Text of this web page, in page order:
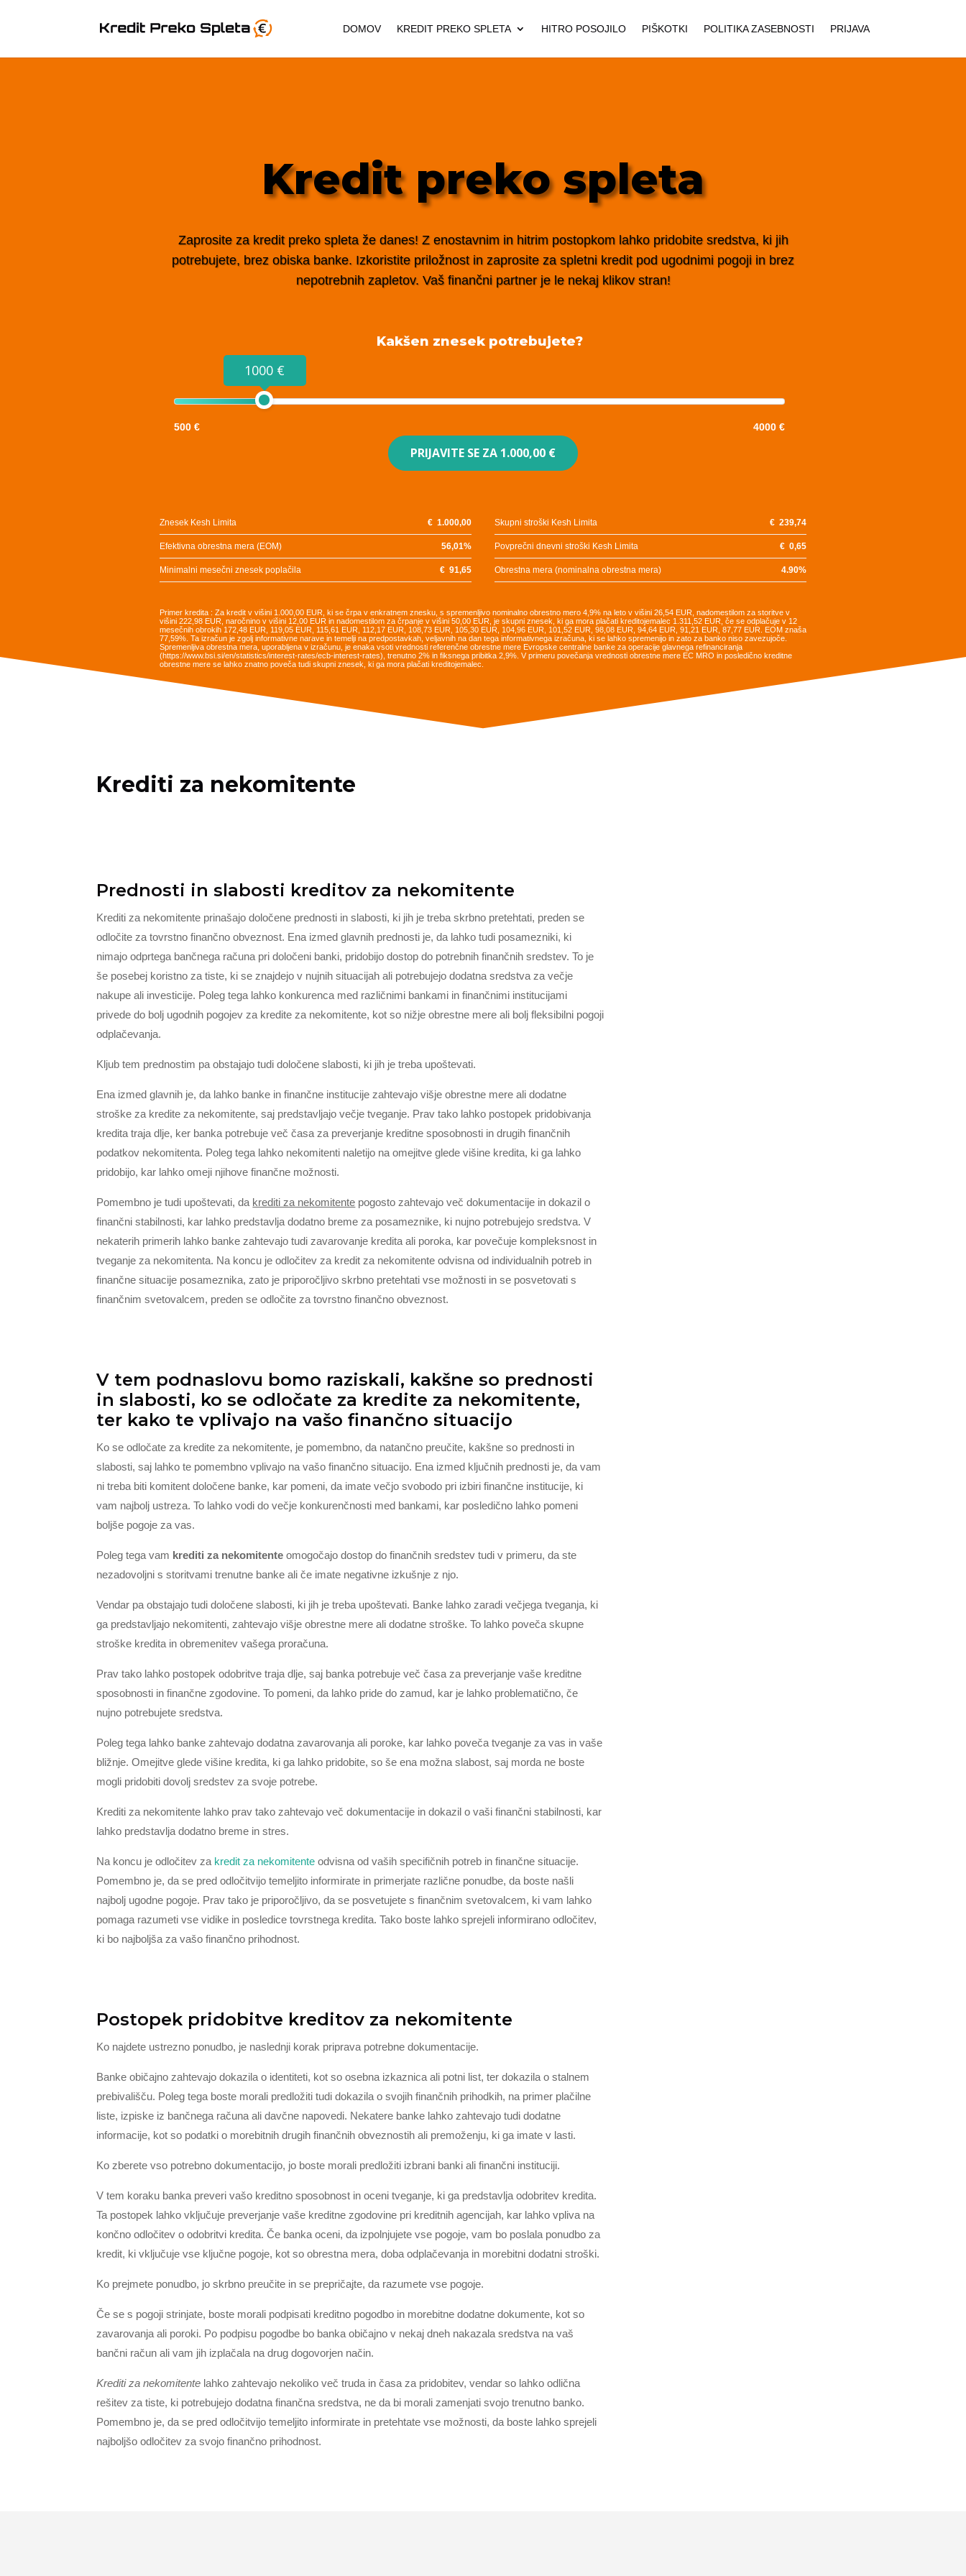
DOMOV KREDIT PREKO SPLETA HITRO POSOJILO PIŠKOTKI POLITIKA ZASEBNOSTI PRIJAVA
Kredit preko spleta
Zaprosite za kredit preko spleta že danes! Z enostavnim in hitrim postopkom lahko pridobite sredstva, ki jih
potrebujete, brez obiska banke. Izkoristite priložnost in zaprosite za spletni kredit pod ugodnimi pogoji in brez
nepotrebnih zapletov. Vaš finančni partner je le nekaj klikov stran!
Kakšen znesek potrebujete?
1000 €
500 € 4000 €
PRIJAVITE SE ZA 1.000,00 €
Znesek Kesh Limita € 1.000,00 Skupni stroški Kesh Limita € 239,74
Efektivna obrestna mera (EOM) 56,01% Povprečni dnevni stroški Kesh Limita € 0,65
Minimalni mesečni znesek poplačila € 91,65 Obrestna mera (nominalna obrestna mera) 4.90%
Primer kredita : Za kredit v višini 1.000,00 EUR, ki se črpa v enkratnem znesku, s spremenljivo nominalno obrestno mero 4,9% na leto v višini 26,54 EUR, nadomestilom za storitve v
višini 222,98 EUR, naročnino v višini 12,00 EUR in nadomestilom za črpanje v višini 50,00 EUR, je skupni znesek, ki ga mora plačati kreditojemalec 1.311,52 EUR, če se odplačuje v 12
mesečnih obrokih 172,48 EUR, 119,05 EUR, 115,61 EUR, 112,17 EUR, 108,73 EUR, 105,30 EUR, 104,96 EUR, 101,52 EUR, 98,08 EUR, 94,64 EUR, 91,21 EUR, 87,77 EUR. EOM znaša
77,59%. Ta izračun je zgolj informativne narave in temelji na predpostavkah, veljavnih na dan tega informativnega izračuna, ki se lahko spremenijo in zato za banko niso zavezujoče.
Spremenljiva obrestna mera, uporabljena v izračunu, je enaka vsoti vrednosti referenčne obrestne mere Evropske centralne banke za operacije glavnega refinanciranja
(https://www.bsi.si/en/statistics/interest-rates/ecb-interest-rates), trenutno 2% in fiksnega pribitka 2,9%. V primeru povečanja vrednosti obrestne mere EC MRO in posledično kreditne
obrestne mere se lahko znatno poveča tudi skupni znesek, ki ga mora plačati kreditojemalec.
Krediti za nekomitente
Prednosti in slabosti kreditov za nekomitente
Krediti za nekomitente prinašajo določene prednosti in slabosti, ki jih je treba skrbno pretehtati, preden se
odločite za tovrstno finančno obveznost. Ena izmed glavnih prednosti je, da lahko tudi posamezniki, ki
nimajo odprtega bančnega računa pri določeni banki, pridobijo dostop do potrebnih finančnih sredstev. To je
še posebej koristno za tiste, ki se znajdejo v nujnih situacijah ali potrebujejo dodatna sredstva za večje
nakupe ali investicije. Poleg tega lahko konkurenca med različnimi bankami in finančnimi institucijami
privede do bolj ugodnih pogojev za kredite za nekomitente, kot so nižje obrestne mere ali bolj fleksibilni pogoji
odplačevanja.
Kljub tem prednostim pa obstajajo tudi določene slabosti, ki jih je treba upoštevati.
Ena izmed glavnih je, da lahko banke in finančne institucije zahtevajo višje obrestne mere ali dodatne
stroške za kredite za nekomitente, saj predstavljajo večje tveganje. Prav tako lahko postopek pridobivanja
kredita traja dlje, ker banka potrebuje več časa za preverjanje kreditne sposobnosti in drugih finančnih
podatkov nekomitenta. Poleg tega lahko nekomitenti naletijo na omejitve glede višine kredita, ki ga lahko
pridobijo, kar lahko omeji njihove finančne možnosti.
Pomembno je tudi upoštevati, da krediti za nekomitente pogosto zahtevajo več dokumentacije in dokazil o
finančni stabilnosti, kar lahko predstavlja dodatno breme za posameznike, ki nujno potrebujejo sredstva. V
nekaterih primerih lahko banke zahtevajo tudi zavarovanje kredita ali poroka, kar povečuje kompleksnost in
tveganje za nekomitenta. Na koncu je odločitev za kredit za nekomitente odvisna od individualnih potreb in
finančne situacije posameznika, zato je priporočljivo skrbno pretehtati vse možnosti in se posvetovati s
finančnim svetovalcem, preden se odločite za tovrstno finančno obveznost.
V tem podnaslovu bomo raziskali, kakšne so prednosti
in slabosti, ko se odločate za kredite za nekomitente,
ter kako te vplivajo na vašo finančno situacijo
Ko se odločate za kredite za nekomitente, je pomembno, da natančno preučite, kakšne so prednosti in
slabosti, saj lahko te pomembno vplivajo na vašo finančno situacijo. Ena izmed ključnih prednosti je, da vam
ni treba biti komitent določene banke, kar pomeni, da imate večjo svobodo pri izbiri finančne institucije, ki
vam najbolj ustreza. To lahko vodi do večje konkurenčnosti med bankami, kar posledično lahko pomeni
boljše pogoje za vas.
Poleg tega vam krediti za nekomitente omogočajo dostop do finančnih sredstev tudi v primeru, da ste
nezadovoljni s storitvami trenutne banke ali če imate negativne izkušnje z njo.
Vendar pa obstajajo tudi določene slabosti, ki jih je treba upoštevati. Banke lahko zaradi večjega tveganja, ki
ga predstavljajo nekomitenti, zahtevajo višje obrestne mere ali dodatne stroške. To lahko poveča skupne
stroške kredita in obremenitev vašega proračuna.
Prav tako lahko postopek odobritve traja dlje, saj banka potrebuje več časa za preverjanje vaše kreditne
sposobnosti in finančne zgodovine. To pomeni, da lahko pride do zamud, kar je lahko problematično, če
nujno potrebujete sredstva.
Poleg tega lahko banke zahtevajo dodatna zavarovanja ali poroke, kar lahko poveča tveganje za vas in vaše
bližnje. Omejitve glede višine kredita, ki ga lahko pridobite, so še ena možna slabost, saj morda ne boste
mogli pridobiti dovolj sredstev za svoje potrebe.
Krediti za nekomitente lahko prav tako zahtevajo več dokumentacije in dokazil o vaši finančni stabilnosti, kar
lahko predstavlja dodatno breme in stres.
Na koncu je odločitev za kredit za nekomitente odvisna od vaših specifičnih potreb in finančne situacije.
Pomembno je, da se pred odločitvijo temeljito informirate in primerjate različne ponudbe, da boste našli
najbolj ugodne pogoje. Prav tako je priporočljivo, da se posvetujete s finančnim svetovalcem, ki vam lahko
pomaga razumeti vse vidike in posledice tovrstnega kredita. Tako boste lahko sprejeli informirano odločitev,
ki bo najboljša za vašo finančno prihodnost.
Postopek pridobitve kreditov za nekomitente
Ko najdete ustrezno ponudbo, je naslednji korak priprava potrebne dokumentacije.
Banke običajno zahtevajo dokazila o identiteti, kot so osebna izkaznica ali potni list, ter dokazila o stalnem
prebivališču. Poleg tega boste morali predložiti tudi dokazila o svojih finančnih prihodkih, na primer plačilne
liste, izpiske iz bančnega računa ali davčne napovedi. Nekatere banke lahko zahtevajo tudi dodatne
informacije, kot so podatki o morebitnih drugih finančnih obveznostih ali premoženju, ki ga imate v lasti.
Ko zberete vso potrebno dokumentacijo, jo boste morali predložiti izbrani banki ali finančni instituciji.
V tem koraku banka preveri vašo kreditno sposobnost in oceni tveganje, ki ga predstavlja odobritev kredita.
Ta postopek lahko vključuje preverjanje vaše kreditne zgodovine pri kreditnih agencijah, kar lahko vpliva na
končno odločitev o odobritvi kredita. Če banka oceni, da izpolnjujete vse pogoje, vam bo poslala ponudbo za
kredit, ki vključuje vse ključne pogoje, kot so obrestna mera, doba odplačevanja in morebitni dodatni stroški.
Ko prejmete ponudbo, jo skrbno preučite in se prepričajte, da razumete vse pogoje.
Če se s pogoji strinjate, boste morali podpisati kreditno pogodbo in morebitne dodatne dokumente, kot so
zavarovanja ali poroki. Po podpisu pogodbe bo banka običajno v nekaj dneh nakazala sredstva na vaš
bančni račun ali vam jih izplačala na drug dogovorjen način.
Krediti za nekomitente lahko zahtevajo nekoliko več truda in časa za pridobitev, vendar so lahko odlična
rešitev za tiste, ki potrebujejo dodatna finančna sredstva, ne da bi morali zamenjati svojo trenutno banko.
Pomembno je, da se pred odločitvijo temeljito informirate in pretehtate vse možnosti, da boste lahko sprejeli
najboljšo odločitev za svojo finančno prihodnost.